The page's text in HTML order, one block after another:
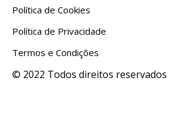
Política de Cookies
Política de Privacidade
Termos e Condições
© 2022 Todos direitos reservados